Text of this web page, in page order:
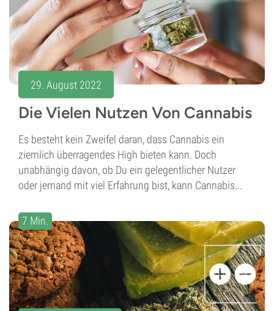
29. August 2022
Die Vielen Nutzen Von Cannabis
Es besteht kein Zweifel daran, dass Cannabis ein
ziemlich überragendes High bieten kann. Doch
unabhängig davon, ob Du ein gelegentlicher Nutzer
oder jemand mit viel Erfahrung bist, kann Cannabis...
7 Min.